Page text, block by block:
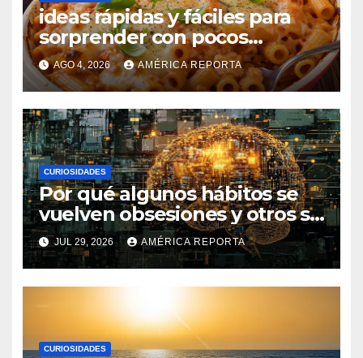
ideas rápidas y fáciles para
sorprender con pocos
ingredientes
AGO 4, 2026 AMÉRICA REPORTA
CURIOSIDADES
Por qué algunos hábitos se
vuelven obsesiones y otros se
desvanecen
JUL 29, 2026 AMÉRICA REPORTA
CURIOSIDADES